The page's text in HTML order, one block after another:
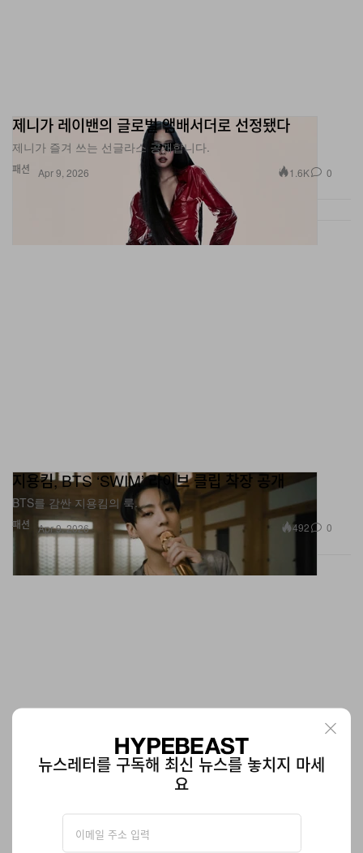
패션
제니가 레이밴의 글로벌 앰배서더로 선정됐다
제니가 즐겨 쓰는 선글라스 공개합니다.
Apr 9, 2026 1.6K 0
패션
지용킴, BTS ‘SWIM’ 라이브 클립 착장 공개
BTS를 감싼 지용킴의 룩.
Apr 9, 2026 492 0
‘반팔’은 왜 ‘반팔’일까?
뉴스레터를 구독해 최신 뉴스를 놓치지 마세
요